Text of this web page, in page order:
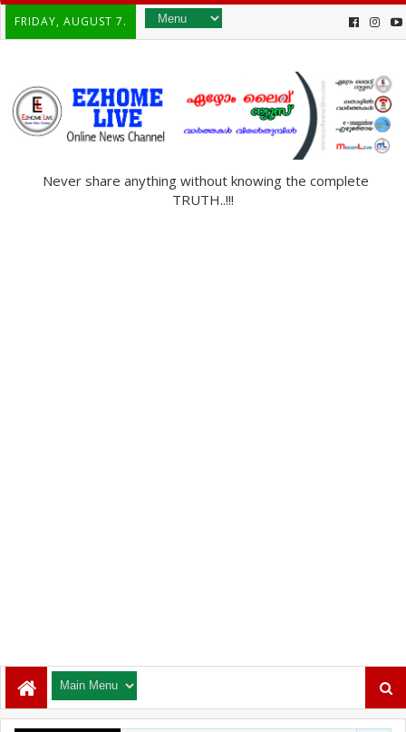
FRIDAY, AUGUST 7.
Never share anything without knowing the complete
TRUTH..!!!